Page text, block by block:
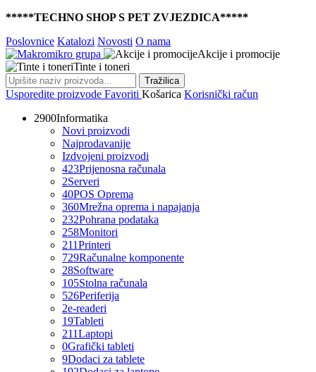
*****TECHNO SHOP S PET ZVJEZDICA*****
Poslovnice Katalozi Novosti O nama
Akcije i promocije
Tinte i toneri
Tražilica
Usporedite proizvode Favoriti Košarica Korisnički račun
2900Informatika
Novi proizvodi
Najprodavanije
Izdvojeni proizvodi
423Prijenosna računala
2Serveri
40POS Oprema
360Mrežna oprema i napajanja
232Pohrana podataka
258Monitori
211Printeri
729Računalne komponente
28Software
105Stolna računala
526Periferija
2e-readeri
19Tableti
211Laptopi
0Grafički tableti
9Dodaci za tablete